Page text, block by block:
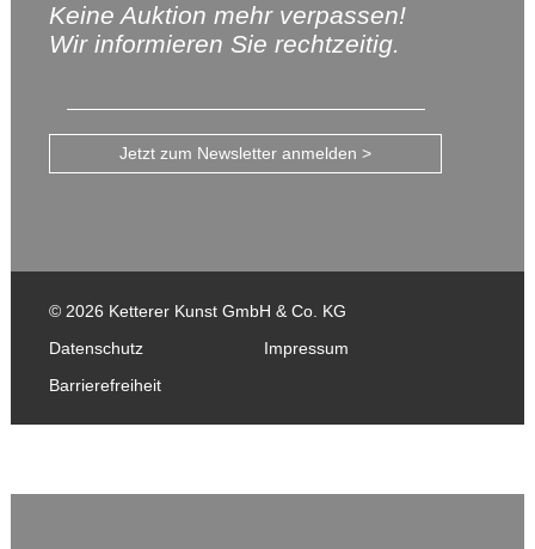
Keine Auktion mehr verpassen!
Wir informieren Sie rechtzeitig.
Jetzt zum Newsletter anmelden >
© 2026 Ketterer Kunst GmbH & Co. KG
Datenschutz
Impressum
Barrierefreiheit